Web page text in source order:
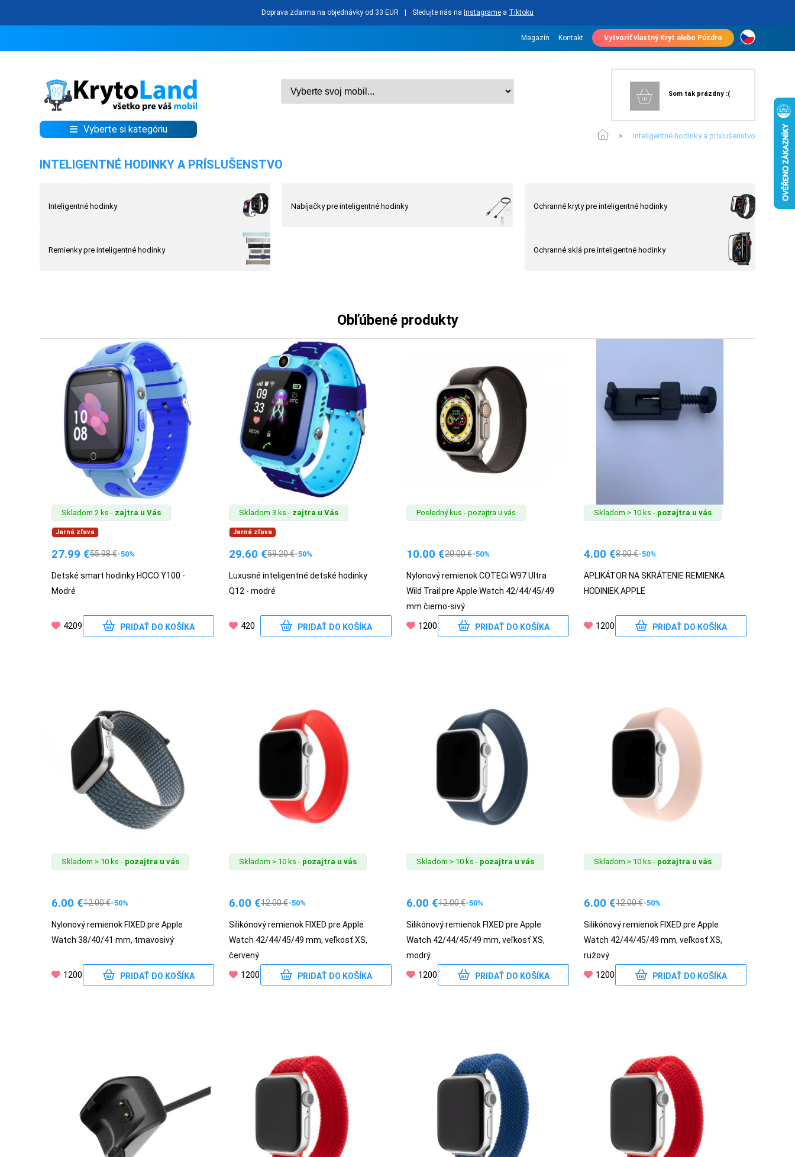
Doprava zdarma na objednávky od 33 EUR Sledujte nás na Instagrame a Tiktoku
Magazín Kontakt Vytvoriť vlastný Kryt alebo Púzdro
Vyberte si kategóriu
Som tak prázdny :(
A
MOBIL
TVRDENÉ
PRODUKTY
MIERU
PRÍSLUŠENSTVO
MOBILY
PRÍSLUŠENSTVO
PC
AUTOPRÍSLUŠENSTVO
SMART
DOMÁCNOSŤ
HODINKY
PRÍSLUŠENSTVO
TV,
KANCELÁRIA
INTELIGENTNÉ HODINKY A PRÍSLUŠENSTVO
Inteligentné hodinky Nabíjačky pre inteligentné hodinky Ochranné kryty pre inteligentné hodinky
Remienky pre inteligentné hodinky Ochranné sklá pre inteligentné hodinky
Obľúbené produkty
Skladom 2 ks - zajtra u Vás
Jarná zľava
27.99 €55.98€-50%
Detské smart hodinky HOCO Y100 -
Modré
4209 PRIDAŤ DO KOŠÍKA
Skladom 3 ks - zajtra u Vás
Jarná zľava
29.60 €59.20€-50%
Luxusné inteligentné detské hodinky
Q12 - modré
420 PRIDAŤ DO KOŠÍKA
Posledný kus - pozajtra u vás
10.00 €20.00€-50%
Nylonový remienok COTECi W97 Ultra
Wild Trail pre Apple Watch 42/44/45/49
mm čierno-sivý
1200 PRIDAŤ DO KOŠÍKA
Skladom > 10 ks - pozajtra u vás
4.00 €8.00€-50%
APLIKÁTOR NA SKRÁTENIE REMIENKA
HODINIEK APPLE
1200 PRIDAŤ DO KOŠÍKA
Skladom > 10 ks - pozajtra u vás
6.00 €12.00€-50%
Nylonový remienok FIXED pre Apple
Watch 38/40/41 mm, tmavosivý
1200 PRIDAŤ DO KOŠÍKA
Skladom > 10 ks - pozajtra u vás
6.00 €12.00€-50%
Silikónový remienok FIXED pre Apple
Watch 42/44/45/49 mm, veľkosť XS,
červený
1200 PRIDAŤ DO KOŠÍKA
Skladom > 10 ks - pozajtra u vás
6.00 €12.00€-50%
Silikónový remienok FIXED pre Apple
Watch 42/44/45/49 mm, veľkosť XS,
modrý
1200 PRIDAŤ DO KOŠÍKA
Skladom > 10 ks - pozajtra u vás
6.00 €12.00€-50%
Silikónový remienok FIXED pre Apple
Watch 42/44/45/49 mm, veľkosť XS,
ružový
1200 PRIDAŤ DO KOŠÍKA
> Inteligentné hodinky a príslušenstvo